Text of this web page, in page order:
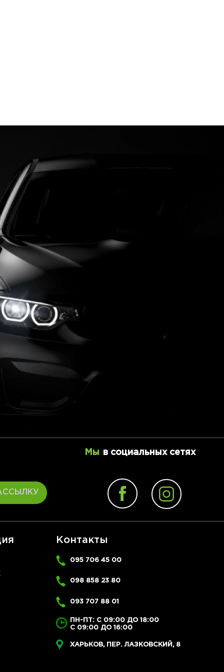
Мы в социальных сетях
Контакты
095 706 45 00
098 858 23 80
093 707 88 01
ПН-ПТ: С 09:00 ДО 18:00
С 09:00 ДО 16:00
ХАРЬКОВ, ПЕР. ЛАЗКОВСКИЙ, 8